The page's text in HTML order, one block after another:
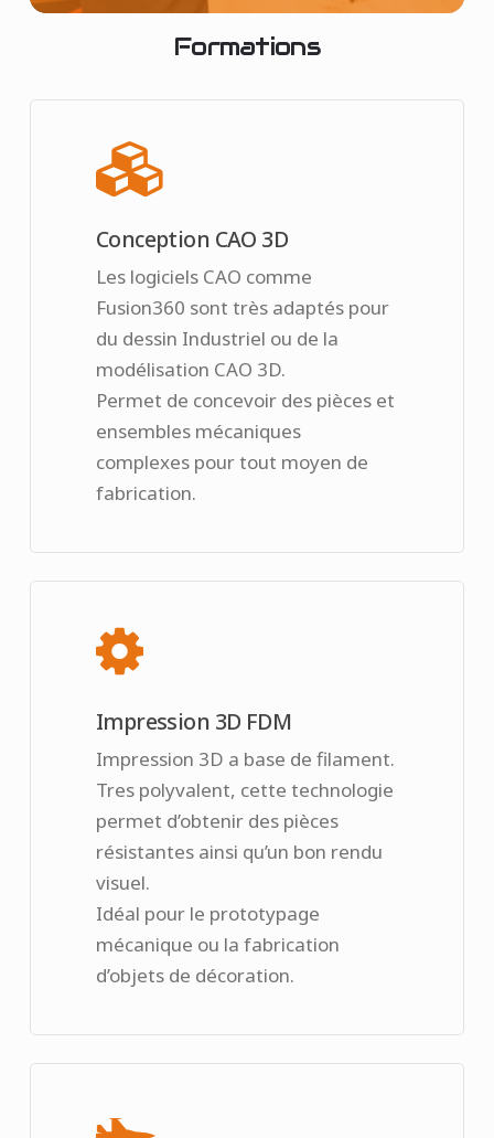
Formations
Conception CAO 3D
Les logiciels CAO comme
Fusion360 sont très adaptés pour
du dessin Industriel ou de la
modélisation CAO 3D.
Permet de concevoir des pièces et
ensembles mécaniques
complexes pour tout moyen de
fabrication.
Impression 3D FDM
Impression 3D a base de filament.
Tres polyvalent, cette technologie
permet d’obtenir des pièces
résistantes ainsi qu’un bon rendu
visuel.
Idéal pour le prototypage
mécanique ou la fabrication
d’objets de décoration.